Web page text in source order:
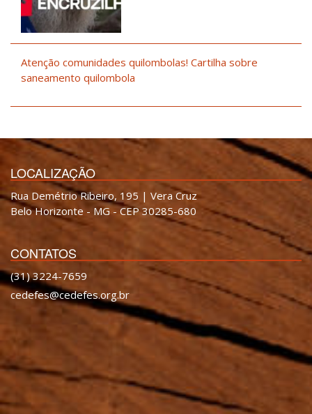
Atenção comunidades quilombolas! Cartilha sobre
saneamento quilombola
LOCALIZAÇÃO
Rua Demétrio Ribeiro, 195 | Vera Cruz
Belo Horizonte - MG - CEP 30285-680
CONTATOS
(31) 3224-7659
cedefes@cedefes.org.br